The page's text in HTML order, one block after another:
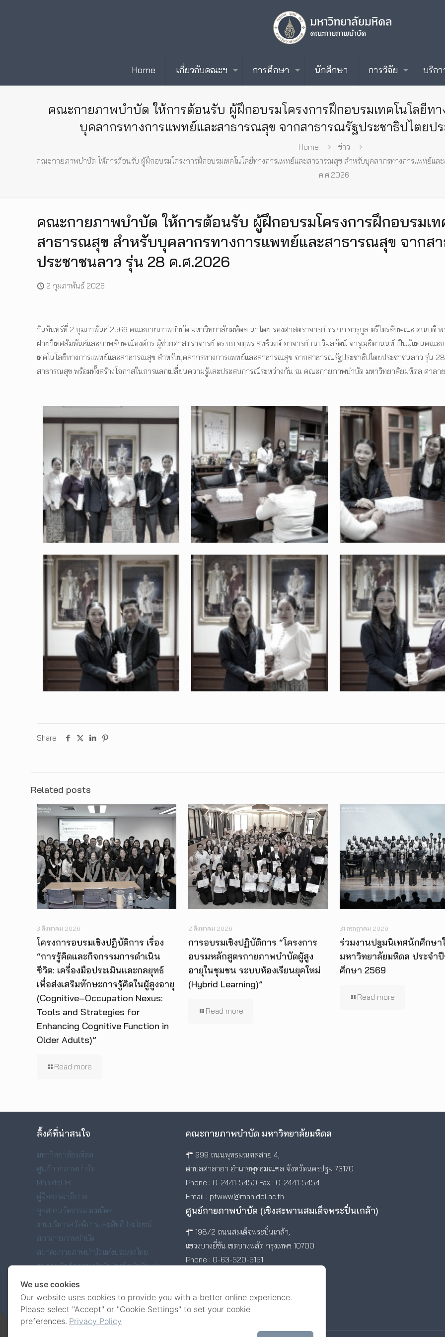
Home เกี่ยวกับคณะฯ การศึกษา นักศึกษา การวิจัย บริกา
คณะกายภาพบำบัด ให้การต้อนรับ ผู้ฝึกอบรมโครงการฝึกอบรมเทคโนโลยีท
บุคลากรทางการแพทย์และสาธารณสุข จากสาธารณรัฐประชาธิปไตยป
Home
ข่าว
คณะกายภาพบำบัด ให้การต้อนรับ ผู้ฝึกอบรมโครงการฝึกอบรมเทคโนโลยีทางการแพทย์และสาธารณสุข สำหรับบุคลากรทางการแพทย์แ
ค.ศ.2026
คณะกายภาพบำบัด ให้การต้อนรับ ผู้ฝึกอบรมโครงการฝึกอบรมเ
สาธารณสุข สำหรับบุคลากรทางการแพทย์และสาธารณสุข จากส
ประชาชนลาว รุ่น 28 ค.ศ.2026
2 กุมภาพันธ์ 2026
วันจันทร์ที่ 2 กุมภาพันธ์ 2569 คณะกายภาพบำบัด มหาวิทยาลัยมหิดล นำโดย รองศาสตราจารย์ ดร.กภ.จารุกูล ตรีไตรลักษณะ คณบดี
ฝ่ายวิเทศสัมพันธ์และภาพลักษณ์องค์กร ผู้ช่วยศาสตราจารย์ ดร.กภ.จตุพร สุทธิวงษ์ อาจารย์ กภ.วิมลรัตน์ จารุเมธิตานนท์ เป็นผู้แทนคณะ
เทคโนโลยีทางการแพทย์และสาธารณสุข สำหรับบุคลากรทางการแพทย์และสาธารณสุข จากสาธารณรัฐประชาธิปไตยประชาชนลาว รุ่น
สาธารณสุข พร้อมทั้งสร้างโอกาสในการแลกเปลี่ยนความรู้และประสบการณ์ระหว่างกัน ณ คณะกายภาพบำบัด มหาวิทยาลัยมหิดล ศาลา
Share
Related posts
3 สิงหาคม 2026
โครงการอบรมเชิงปฏิบัติการ เรื่อง
“การรู้คิดและกิจกรรมการดำเนิน
ชีวิต: เครื่องมือประเมินและกลยุทธ์
เพื่อส่งเสริมทักษะการรู้คิดในผู้สูงอายุ
(Cognitive–Occupation Nexus:
Tools and Strategies for
Enhancing Cognitive Function in
Older Adults)”
Read more
2 สิงหาคม 2026
การอบรมเชิงปฏิบัติการ “โครงการ
อบรมหลักสูตรกายภาพบำบัดผู้สูง
อายุในชุมชน ระบบห้องเรียนยุคใหม่
(Hybrid Learning)”
Read more
31 กรกฎาคม 2026
ร่วมงานปฐมนิเทศนักศึกษา
มหาวิทยาลัยมหิดล ประจำ
ศึกษา 2569
Read more
ลิ้งค์ที่น่าสนใจ
มหาวิทยาลัยมหิดล
ศูนย์กายภาพบำบัด
Mahidol IR
คู่มือธรรมาภิบาล
จุลสารนวัตกรรม ม.มหิดล
งานบริหารสวัสดิการและสิทธิประโยชน์
สภากายภาพบำบัด
สมาคมกายภาพบำบัดแห่งประเทศไทย
สมาคมนักกิจกรรมบำบัด/อาชีวบำบัดแห่ง
ประเทศไทย
สมาคมศิษย์เก่าคณะกายภาพบำบัด มหาวิทยาลัย
มหิดล
คณะกายภาพบำบัด มหาวิทยาลัยมหิดล
999 ถนนพุทธมณฑลสาย 4,
ตำบลศาลายา อำเภอพุทธมณฑล จังหวัดนครปฐม 73170
Phone : 0-2441-5450 Fax : 0-2441-5454
Email : ptwww@mahidol.ac.th
ศูนย์กายภาพบำบัด (เชิงสะพานสมเด็จพระปิ่นเกล้า)
198/2 ถนนสมเด็จพระปิ่นเกล้า,
แขวงบางยี่ขัน เขตบางพลัด กรุงเทพฯ 10700
Phone : 0-63-520-5151
We use cookies
Our website uses cookies to provide you with a better online experience.
Please select "Accept" or "Cookie Settings" to set your cookie
preferences. Privacy Policy